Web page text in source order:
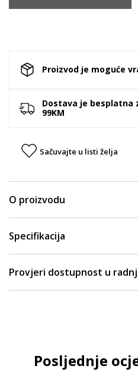
Proizvod je moguće
Dostava je besplatna
99KM
Sačuvajte u listi želja
O proizvodu
Specifikacija
Provjeri dostupnost u
Posljednje